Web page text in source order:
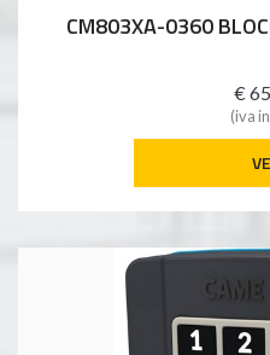
CM803XA-0360
€
(iva